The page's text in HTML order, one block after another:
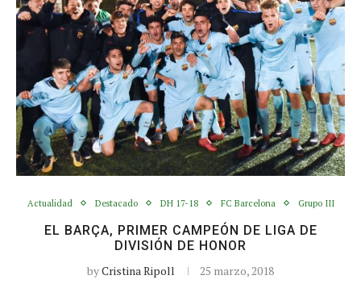
Actualidad Destacado DH 17-18 FC Barcelona Grupo III
EL BARÇA, PRIMER CAMPEÓN DE LIGA DE
DIVISIÓN DE HONOR
byCristina Ripoll 25 marzo, 2018